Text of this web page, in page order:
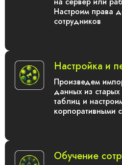
Настроим права
сотрудников
Настройка и
Произведем
данных из старых
таблиц и
корпоративными
Обучение